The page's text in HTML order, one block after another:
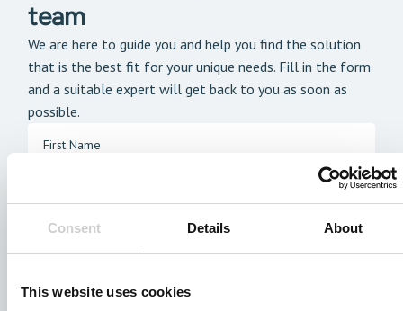
Consent Details About
This website uses cookies
team
We are here to guide you and help you find the solution
that is the best fit for your unique needs. Fill in the form
and a suitable expert will get back to you as soon as
possible.